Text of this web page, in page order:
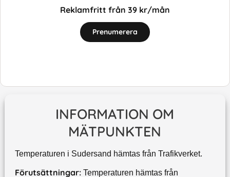
Reklamfritt från 39 kr/mån
Prenumerera
INFORMATION OM
MÄTPUNKTEN
Temperaturen i Sudersand hämtas från Trafikverket.
Förutsättningar: Temperaturen hämtas från